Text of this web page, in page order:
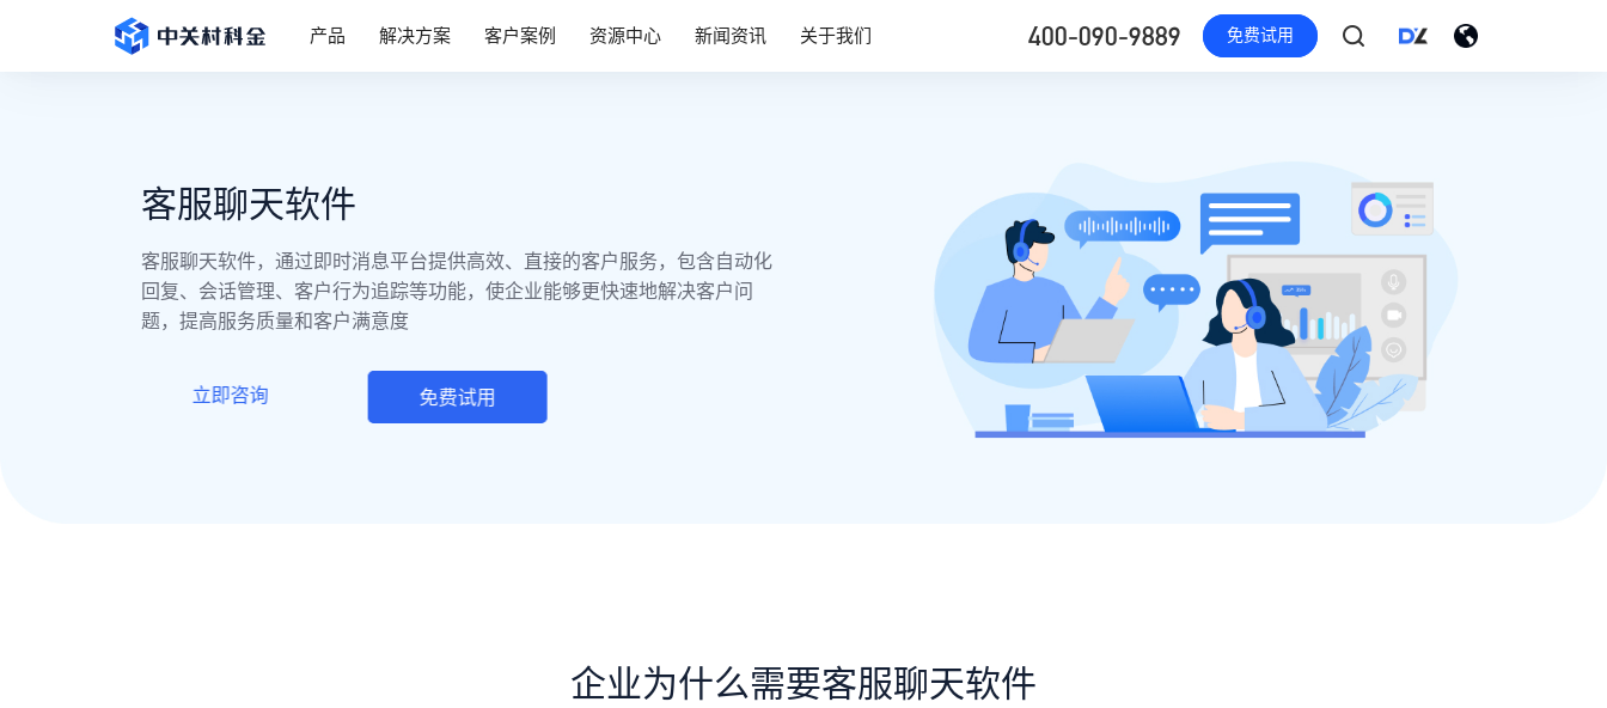
产品 解决方案 客户案例 资源中心 新闻资讯 关于我们 400-090-9889 免费试用
客服聊天软件
客服聊天软件，通过即时消息平台提供高效、直接的客户服务，包含自动化
回复、会话管理、客户行为追踪等功能，使企业能够更快速地解决客户问
题，提高服务质量和客户满意度
立即咨询 免费试用
企业为什么需要客服聊天软件